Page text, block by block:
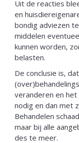
Uit de reacties
en
bondig adviezen
middelen
kunnen worden,
belasten.
De conclusie is,
veranderen en
nodig en dan met
Behandelen
maar bij alle
des te meer.